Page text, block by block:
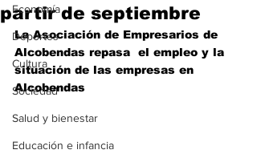
Economía
Deportes
Cultura
Sociedad
Salud y bienestar
Educación e infancia
partir de septiembre
La Asociación de Empresarios de
Alcobendas repasa  el empleo y la
situación de las empresas en
Alcobendas